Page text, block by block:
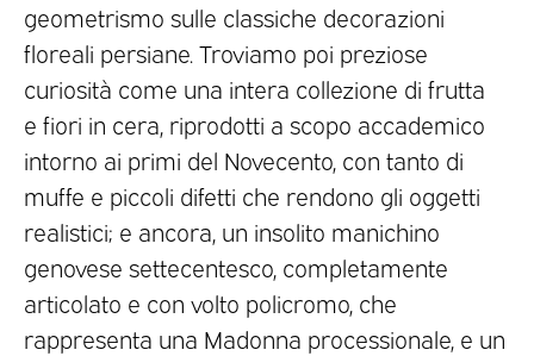
geometrismo sulle classiche decorazioni
floreali persiane. Troviamo poi preziose
curiosità come una intera collezione di frutta
e fiori in cera, riprodotti a scopo accademico
intorno ai primi del Novecento, con tanto di
muffe e piccoli difetti che rendono gli oggetti
realistici; e ancora, un insolito manichino
genovese settecentesco, completamente
articolato e con volto policromo, che
rappresenta una Madonna processionale, e un